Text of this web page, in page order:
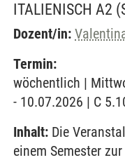
ITALIENISCH A2
Dozent/in:
Termin:
wöchentlich |
- 10.07.2026 | C
Inhalt: Die
einem Semester